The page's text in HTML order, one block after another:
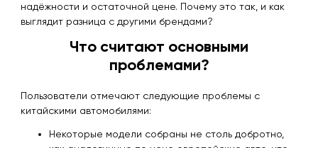
надёжности и остаточной цене. Почему это так, и как
выглядит разница с другими брендами?
Что считают основными
проблемами?
Пользователи отмечают следующие проблемы с
китайскими автомобилями:
Некоторые модели собраны не столь добротно,